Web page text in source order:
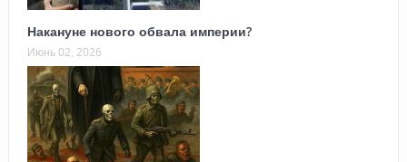
Накануне нового обвала империи?
Июнь 02, 2026